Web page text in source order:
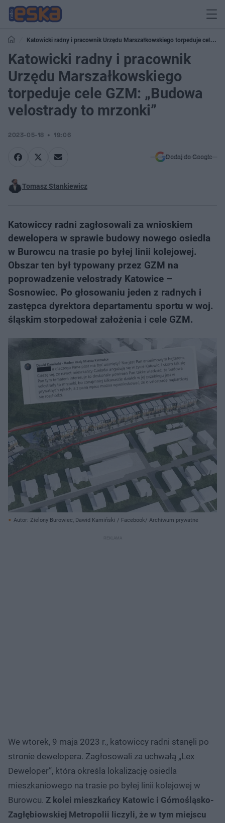
Katowicki radny i pracownik Urzędu Marszałkowskiego torpeduje cele
GZM: „Budowa velostrady to mrzonki”
Katowicki radny i pracownik
Urzędu Marszałkowskiego
torpeduje cele GZM: „Budowa
velostrady to mrzonki”
2023-05-18 19:06
Dodaj do Google
Tomasz Stankiewicz
Katowiccy radni zagłosowali za wnioskiem
dewelopera w sprawie budowy nowego osiedla
w Burowcu na trasie po byłej linii kolejowej.
Obszar ten był typowany przez GZM na
poprowadzenie velostrady Katowice –
Sosnowiec. Po głosowaniu jeden z radnych i
zastępca dyrektora departamentu sportu w woj.
śląskim storpedował założenia i cele GZM.
Autor: Zielony Burowiec, Dawid Kamiński / Facebook/ Archiwum prywatne
We wtorek, 9 maja 2023 r., katowiccy radni stanęli po
stronie dewelopera. Zagłosowali za uchwałą „Lex
Deweloper”, która określa lokalizację osiedla
mieszkaniowego na trasie po byłej linii kolejowej w
Burowcu. Z kolei mieszkańcy Katowic i Górnośląsko-
Zagłębiowskiej Metropolii liczyli, że w tym miejscu